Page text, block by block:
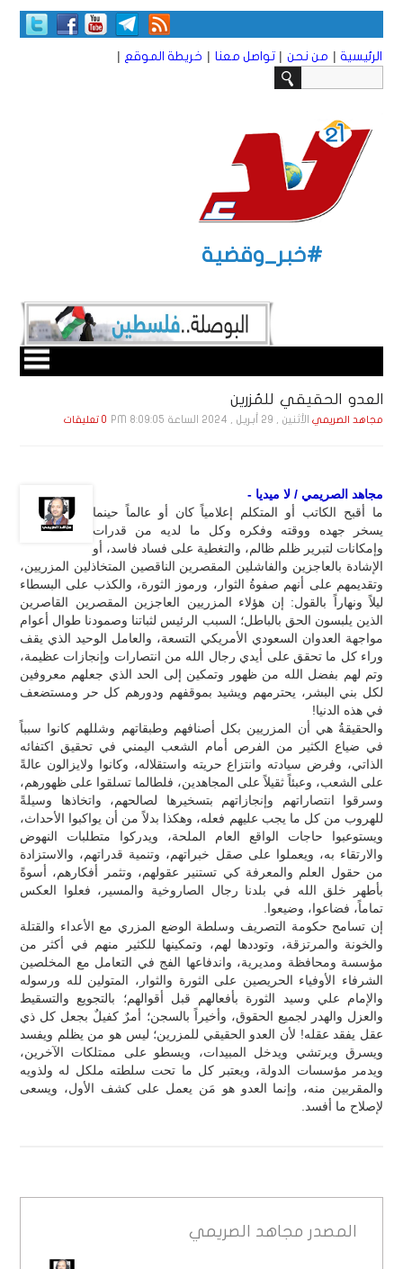
الرئيسية | من نحن | تواصل معنا | خريطة الموقع |
#خبر_وقضية
العدو الحقيقي للمُزرين
مجاهد الصريمي الأثنين , 29 أبـريـل , 2024 الساعة 8:09:05 PM 0 تعليقات
مجاهد الصريمي / لا ميديا -
ما أقبح الكاتب أو المتكلم إعلامياً كان أو عالماً حينما
يسخر جهده ووقته وفكره وكل ما لديه من قدرات
وإمكانات لتبرير ظلم ظالم، والتغطية على فساد فاسد، أو
الإشادة بالعاجزين والفاشلين المقصرين الناقصين المتخاذلين المزريين،
وتقديمهم على أنهم صفوةُ الثوار، ورموز الثورة، والكذب على البسطاء
ليلاً ونهاراً بالقول: إن هؤلاء المزريين العاجزين المقصرين القاصرين
الذين يلبسون الحق بالباطل؛ السبب الرئيس لثباتنا وصمودنا طوال أعوام
مواجهة العدوان السعودي الأمريكي التسعة، والعامل الوحيد الذي يقف
وراء كل ما تحقق على أيدي رجال الله من انتصارات وإنجازات عظيمة،
وتم لهم بفضل الله من ظهور وتمكين إلى الحد الذي جعلهم معروفين
لكل بني البشر، يحترمهم ويشيد بموقفهم ودورهم كل حر ومستضعف
في هذه الدنيا!
والحقيقةُ هي أن المزريين بكل أصنافهم وطبقاتهم وشللهم كانوا سبباً
في ضياع الكثير من الفرص أمام الشعب اليمني في تحقيق اكتفائه
الذاتي، وفرض سيادته وانتزاع حريته واستقلاله، وكانوا ولايزالون عالةً
على الشعب، وعبئاً ثقيلاً على المجاهدين، فلطالما تسلقوا على ظهورهم،
وسرقوا انتصاراتهم وإنجازاتهم بتسخيرها لصالحهم، واتخاذها وسيلةً
للهروب من كل ما يجب عليهم فعله، وهكذا بدلاً من أن يواكبوا الأحداث،
ويستوعبوا حاجات الواقع العام الملحة، ويدركوا متطلبات النهوض
والارتقاء به، ويعملوا على صقل خبراتهم، وتنمية قدراتهم، والاستزادة
من حقول العلم والمعرفة كي تستنير عقولهم، وتثمر أفكارهم، أسوةً
بأطهر خلق الله في بلدنا رجال الصاروخية والمسير، فعلوا العكس
تماماً، فضاعوا، وضيعوا.
إن تسامح حكومة التصريف وسلطة الوضع المزري مع الأعداء والقتلة
والخونة والمرتزقة، وتوددها لهم، وتمكينها للكثير منهم في أكثر من
مؤسسة ومحافظة ومديرية، واندفاعها الفج في التعامل مع المخلصين
الشرفاء الأوفياء الحريصين على الثورة والثوار، المتولين لله ورسوله
والإمام علي وسيد الثورة بأفعالهم قبل أقوالهم؛ بالتجويع والتسقيط
والعزل والهدر لجميع الحقوق، وأخيراً بالسجن؛ أمرٌ كفيلٌ بجعل كل ذي
عقل يفقد عقله! لأن العدو الحقيقي للمزرين؛ ليس هو من يظلم ويفسد
ويسرق ويرتشي ويدخل المبيدات، ويسطو على ممتلكات الآخرين،
ويدمر مؤسسات الدولة، ويعتبر كل ما تحت سلطته ملكل له ولذويه
والمقربين منه، وإنما العدو هو مَن يعمل على كشف الأول، ويسعى
لإصلاح ما أفسد.
المصدر مجاهد الصريمي